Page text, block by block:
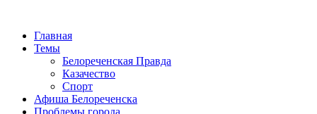
Главная
Темы
Белореченская Правда
Казачество
Спорт
Афиша Белореченска
Проблемы города